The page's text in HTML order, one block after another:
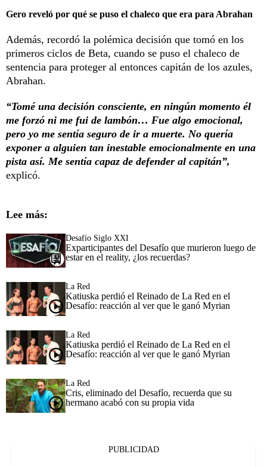
Gero reveló por qué se puso el chaleco que era para Abrahan
Además, recordó la polémica decisión que tomó en los
primeros ciclos de Beta, cuando se puso el chaleco de
sentencia para proteger al entonces capitán de los azules,
Abrahan.
“Tomé una decisión consciente, en ningún momento él
me forzó ni me fui de lambón… Fue algo emocional,
pero yo me sentía seguro de ir a muerte. No quería
exponer a alguien tan inestable emocionalmente en una
pista así. Me sentía capaz de defender al capitán”,
explicó.
Lee más:
Desafío Siglo XXI
Exparticipantes del Desafío que murieron luego de
estar en el reality, ¿los recuerdas?
La Red
Katiuska perdió el Reinado de La Red en el
Desafío: reacción al ver que le ganó Myrian
La Red
Katiuska perdió el Reinado de La Red en el
Desafío: reacción al ver que le ganó Myrian
La Red
Cris, eliminado del Desafío, recuerda que su
hermano acabó con su propia vida
PUBLICIDAD